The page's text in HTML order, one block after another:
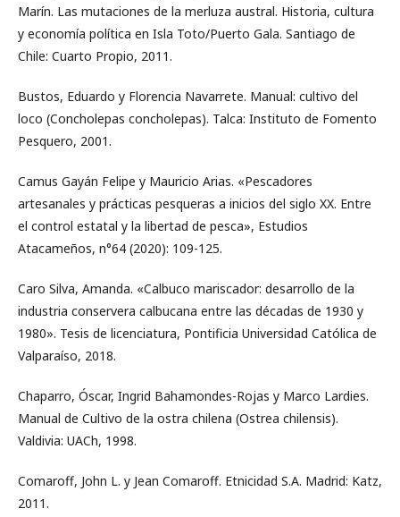
Marín. Las mutaciones de la merluza austral. Historia, cultura
y economía política en Isla Toto/Puerto Gala. Santiago de
Chile: Cuarto Propio, 2011.
Bustos, Eduardo y Florencia Navarrete. Manual: cultivo del
loco (Concholepas concholepas). Talca: Instituto de Fomento
Pesquero, 2001.
Camus Gayán Felipe y Mauricio Arias. «Pescadores
artesanales y prácticas pesqueras a inicios del siglo XX. Entre
el control estatal y la libertad de pesca», Estudios
Atacameños, n°64 (2020): 109-125.
Caro Silva, Amanda. «Calbuco mariscador: desarrollo de la
industria conservera calbucana entre las décadas de 1930 y
1980». Tesis de licenciatura, Pontificia Universidad Católica de
Valparaíso, 2018.
Chaparro, Óscar, Ingrid Bahamondes-Rojas y Marco Lardies.
Manual de Cultivo de la ostra chilena (Ostrea chilensis).
Valdivia: UACh, 1998.
Comaroff, John L. y Jean Comaroff. Etnicidad S.A. Madrid: Katz,
2011.